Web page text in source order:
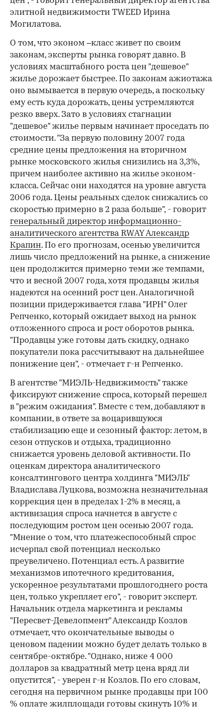
элитной недвижимости TWEED Ирина
Могилатова.
О том, что эконом –класс живет по своим
законам, эксперты рынка говорят давно. В
условиях масштабного роста цен "дешевое"
жилье дорожает быстрее. По законам ажиотажа
оно вымывается в первую очередь, а поскольку
ему есть куда дорожать, цены устремляются
резко вверх. Зато в условиях стагнации
"дешевое" жилье первым начинает проседать по
стоимости. "За первую половину 2007 года
средние цены предложения на вторичном
рынке московского жилья снизились на 3,3%,
причем наиболее активно на жилье эконом-
класса. Сейчас они находятся на уровне августа
2006 года. Цены реальных сделок снижались со
скоростью примерно в 2 раза больше", - говорит
генеральный директор информационно-
аналитического агентства RWAY Александр
Крапин. По его прогнозам, осенью увеличится
лишь число предложений на рынке, а снижение
цен продолжится примерно теми же темпами,
что и весной 2007 года, хотя продавцы жилья
надеются на осенний рост цен. Аналогичной
позиции придерживается глава "ИРН" Олег
Репченко, который ожидает выход на рынок
отложенного спроса и рост оборотов рынка.
"Продавцы уже готовы дать скидку, однако
покупатели пока рассчитывают на дальнейшее
понижение цен", - отмечает г-н Репченко.
В агентстве "МИЭЛЬ-Недвижимость" также
фиксируют снижение спроса, который перешел
в "режим ожидания". Вместе с тем, добавляют в
компании, в ответе за воцарившуюся
стабилизацию еще и сезонный фактор: летом, в
сезон отпусков и отдыха, традиционно
снижается уровень деловой активности. По
оценкам директора аналитического
консалтингового центра холдинга "МИЭЛЬ"
Владислава Луцкова, возможна незначительная
коррекция цен в пределах 1-2% в месяц, а
активизация спроса начнется в августе с
последующим ростом цен осенью 2007 года.
"Мнение о том, что платежеспособный спрос
исчерпал свой потенциал несколько
преувеличено. Потенциал есть. А развитие
механизмов ипотечного кредитования,
ускоренное результатами прошлогоднего роста
цен, только укрепляет его", - говорит эксперт.
Начальник отдела маркетинга и рекламы
"Пересвет-Девелопмент" Александр Козлов
отмечает, что окончательные выводы о
ценовом падении можно будет делать только в
сентябре-октябре. "Однако, ниже 4 000
долларов за квадратный метр цена вряд ли
опустится", - уверен г-н Козлов. По его словам,
сегодня на первичном рынке продавцы при 100
% оплате жилплощади готовы скинуть 10% и